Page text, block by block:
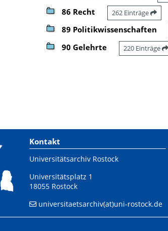
86 Recht 262 Einträge
89 Politikwissenschaften
90 Gelehrte 220 Einträge
Kontakt
Universitätsarchiv Rostock
Universitätsplatz 1
18055 Rostock
universitaetsarchiv(at)uni-rostock.de